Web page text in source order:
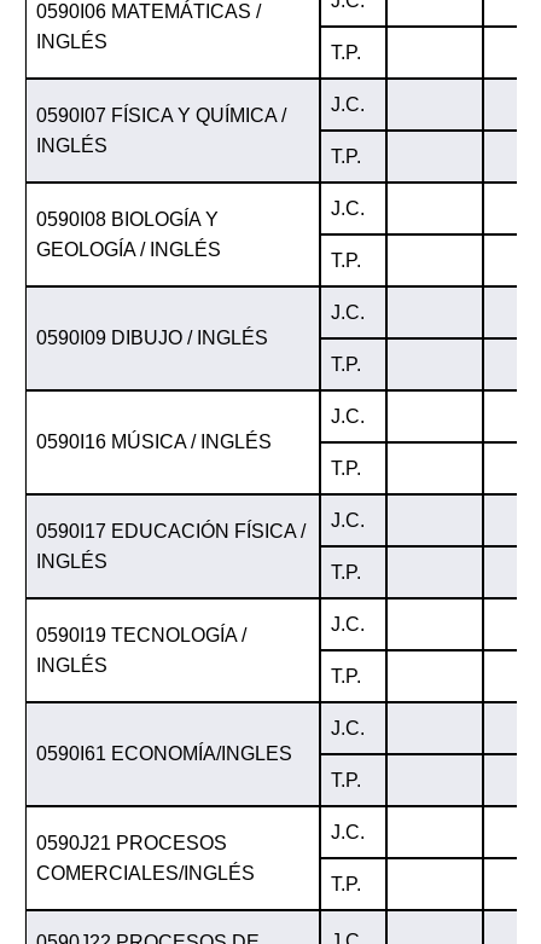
0590I06 MATEMÁTICAS /
INGLÉS
T.P.
0590I07 FÍSICA Y QUÍMICA /
INGLÉS
J.C.
T.P.
0590I08 BIOLOGÍA Y
GEOLOGÍA / INGLÉS
J.C.
T.P.
0590I09 DIBUJO / INGLÉS
J.C.
T.P.
0590I16 MÚSICA / INGLÉS
J.C.
T.P.
0590I17 EDUCACIÓN FÍSICA /
INGLÉS
J.C.
T.P.
0590I19 TECNOLOGÍA /
INGLÉS
J.C.
T.P.
0590I61 ECONOMÍA/INGLES
J.C.
T.P.
0590J21 PROCESOS
COMERCIALES/INGLÉS
J.C.
T.P.